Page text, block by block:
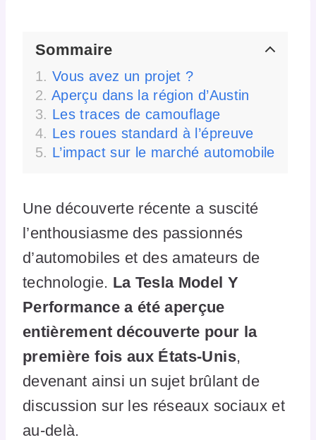
Sommaire
Vous avez un projet ?
Aperçu dans la région d’Austin
Les traces de camouflage
Les roues standard à l’épreuve
L’impact sur le marché automobile
Une découverte récente a suscité
l’enthousiasme des passionnés
d’automobiles et des amateurs de
technologie. La Tesla Model Y
Performance a été aperçue
entièrement découverte pour la
première fois aux États-Unis,
devenant ainsi un sujet brûlant de
discussion sur les réseaux sociaux et
au-delà.